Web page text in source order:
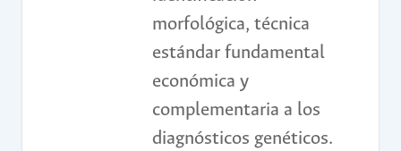
morfológica, técnica
estándar fundamental
económica y
complementaria a los
diagnósticos genéticos.